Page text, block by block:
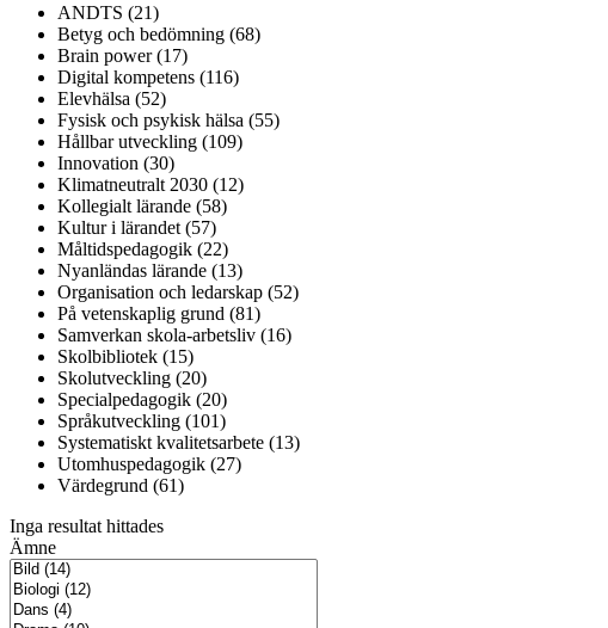
ANDTS (21)
Betyg och bedömning (68)
Brain power (17)
Digital kompetens (116)
Elevhälsa (52)
Fysisk och psykisk hälsa (55)
Hållbar utveckling (109)
Innovation (30)
Klimatneutralt 2030 (12)
Kollegialt lärande (58)
Kultur i lärandet (57)
Måltidspedagogik (22)
Nyanländas lärande (13)
Organisation och ledarskap (52)
På vetenskaplig grund (81)
Samverkan skola-arbetsliv (16)
Skolbibliotek (15)
Skolutveckling (20)
Specialpedagogik (20)
Språkutveckling (101)
Systematiskt kvalitetsarbete (13)
Utomhuspedagogik (27)
Värdegrund (61)
Inga resultat hittades
Ämne